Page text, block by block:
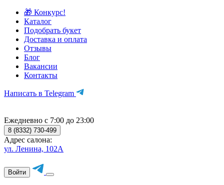
🎁 Конкурс!
Каталог
Подобрать букет
Доставка и оплата
Отзывы
Блог
Вакансии
Контакты
Написать в Telegram
Ежедневно с 7:00 до 23:00
8 (8332) 730-499
Адрес салона:
ул. Ленина, 102А
Войти